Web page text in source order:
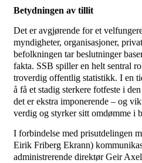
Betydningen av tillit
Det er avgjørende for et
myndigheter, organisasjoner,
befolkningen tar beslutninger
fakta. SSB spiller en helt sentral
troverdig offentlig statistikk. I en
å få et stadig sterkere fotfeste i
det er ekstra imponerende – og
verdig og styrker sitt omdømme i
I forbindelse med prisutdelingen
Eirik Friberg Ekrann)
administrerende direktør Geir